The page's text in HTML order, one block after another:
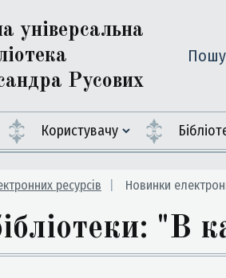
універсальна
Русових
Користувачу
ресурсів Новинки
"В